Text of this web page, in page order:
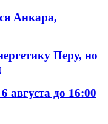
Анкара,
Перу, но
августа до 16:00